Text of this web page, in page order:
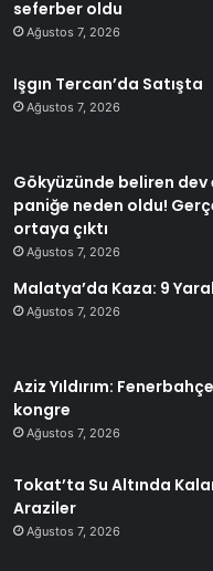
seferber oldu
Ağustos 7, 2026
Işgın Tercan’da Satışta
Ağustos 7, 2026
Gökyüzünde beliren dev
paniğe neden oldu!
ortaya çıktı
Ağustos 7, 2026
Malatya’da Kaza: 9
Ağustos 7, 2026
Aziz Yıldırım:
kongre
Ağustos 7, 2026
Tokat’ta Su Altında
Araziler
Ağustos 7, 2026